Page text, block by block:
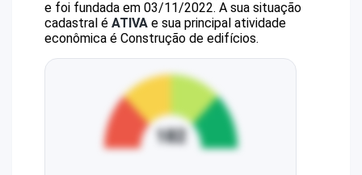
e foi fundada em 03/11/2022. A sua situação
cadastral é ATIVA e sua principal atividade
econômica é Construção de edifícios.